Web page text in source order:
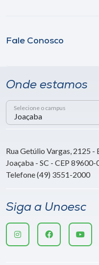
Fale Conosco
Onde estamos
Selecione o campus
Rua Getúlio Vargas, 2125 -
Joaçaba - SC - CEP 89600-
Telefone (49) 3551-2000
Siga a Unoesc